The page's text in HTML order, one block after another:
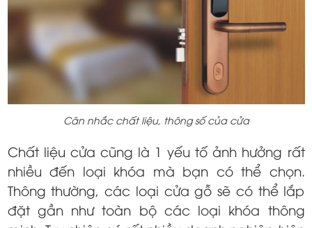
Cân nhắc chất liệu, thông số của cửa
Chất liệu cửa cũng là 1 yếu tố ảnh hưởng rất
nhiều đến loại khóa mà bạn có thể chọn.
Thông thường, các loại cửa gỗ sẽ có thể lắp
đặt gần như toàn bộ các loại khóa thông